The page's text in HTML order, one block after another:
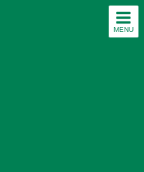
MENU